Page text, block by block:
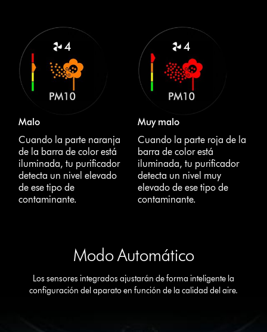
Malo
Cuando la parte naranja
de la barra de color está
iluminada, tu purificador
detecta un nivel elevado
de ese tipo de
contaminante.
Muy malo
Cuando la parte roja de la
barra de color está
iluminada, tu purificador
detecta un nivel muy
elevado de ese tipo de
contaminante.
Modo Automático
Los sensores integrados ajustarán de forma inteligente la
configuración del aparato en función de la calidad del aire.